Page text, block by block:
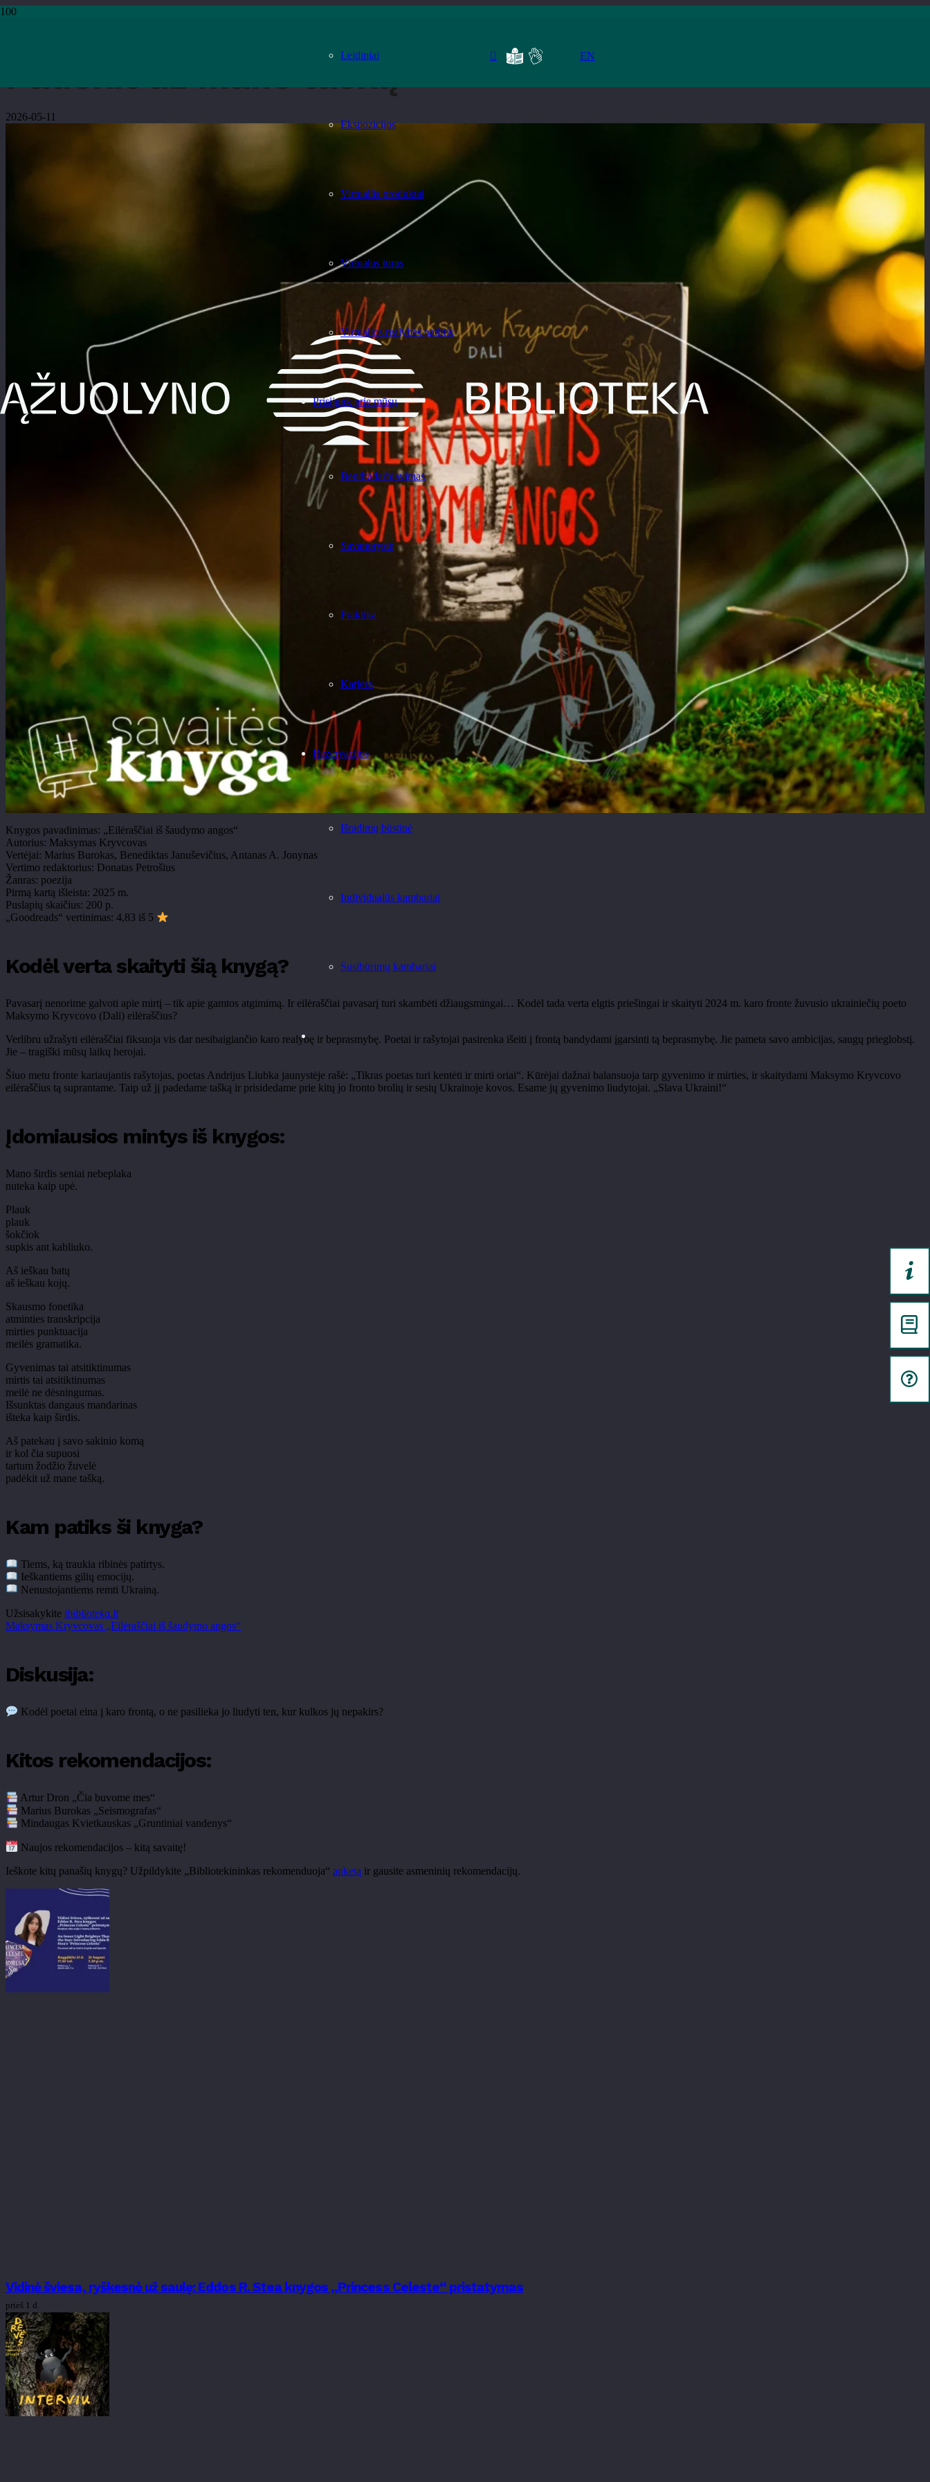
Leidiniai
Ekspozicijos
Virtualūs produktai
Virtualus turas
Virtualios realybės patirtis
Prisijunk prie mūsų
Bendradarbiavimas
Savanorystė
Praktika
Karjera
Rezervacijos
Išradimų būstinė
Individualūs kambariai
Susibūrimų kambariai
EN
Pradžia
Padėkit už mane tašką
2026-05-11
Knygos pavadinimas: „Eilėraščiai iš šaudymo angos“
Autorius: Maksymas Kryvcovas
Vertėjai: Marius Burokas, Benediktas Januševičius, Antanas A. Jonynas
Vertimo redaktorius: Donatas Petrošius
Žanras: poezija
Pirmą kartą išleista: 2025 m.
Puslapių skaičius: 200 p.
„Goodreads“ vertinimas: 4,83 iš 5
Kodėl verta skaityti šią knygą?
Pavasarį nenorime galvoti apie mirtį – tik apie gamtos atgimimą. Ir eilėraščiai pavasarį turi skambėti džiaugsmingai… Kodėl tada verta elgtis priešingai ir skaityti 2024 m. karo fronte žuvusio ukrainiečių poeto
Maksymo Kryvcovo (Dali) eilėraščius?
Verlibru užrašyti eilėraščiai fiksuoja vis dar nesibaigiančio karo realybę ir beprasmybę. Poetai ir rašytojai pasirenka išeiti į frontą bandydami įgarsinti tą beprasmybę. Jie pameta savo ambicijas, saugų prieglobstį.
Jie – tragiški mūsų laikų herojai.
Šiuo metu fronte kariaujantis rašytojas, poetas Andrijus Liubka jaunystėje rašė: „Tikras poetas turi kentėti ir mirti oriai“. Kūrėjai dažnai balansuoja tarp gyvenimo ir mirties, ir skaitydami Maksymo Kryvcovo
eilėraščius tą suprantame. Taip už jį padedame tašką ir prisidedame prie kitų jo fronto brolių ir sesių Ukrainoje kovos. Esame jų gyvenimo liudytojai. „Slava Ukraini!“
Įdomiausios mintys iš knygos:
Mano širdis seniai nebeplaka
nuteka kaip upė.
Plauk
plauk
šokčiok
supkis ant kabliuko.
Aš ieškau batų
aš ieškau kojų.
Skausmo fonetika
atminties transkripcija
mirties punktuacija
meilės gramatika.
Gyvenimas tai atsitiktinumas
mirtis tai atsitiktinumas
meilė ne dėsningumas.
Išsunktas dangaus mandarinas
išteka kaip širdis.
Aš patekau į savo sakinio komą
ir kol čia supuosi
tartum žodžio žuvelė
padėkit už mane tašką.
Kam patiks ši knyga?
Tiems, ką traukia ribinės patirtys.
Ieškantiems gilių emocijų.
Nenustojantiems remti Ukrainą.
Užsisakykite ibiblioteka.lt
Maksymas Kryvcovas „Eilėraščiai iš šaudymo angos“
Diskusija:
Kodėl poetai eina į karo frontą, o ne pasilieka jo liudyti ten, kur kulkos jų nepakirs?
Kitos rekomendacijos:
Artur Dron „Čia buvome mes“
Marius Burokas „Seismografas“
Mindaugas Kvietkauskas „Gruntiniai vandenys“
Naujos rekomendacijos – kitą savaitę!
Ieškote kitų panašių knygų? Užpildykite „Bibliotekininkas rekomenduoja“ anketą ir gausite asmeninių rekomendacijų.
Vidinė šviesa, ryškesnė už saulę: Eddos R. Stea knygos „Princess Celeste“ pristatymas
prieš 1 d.